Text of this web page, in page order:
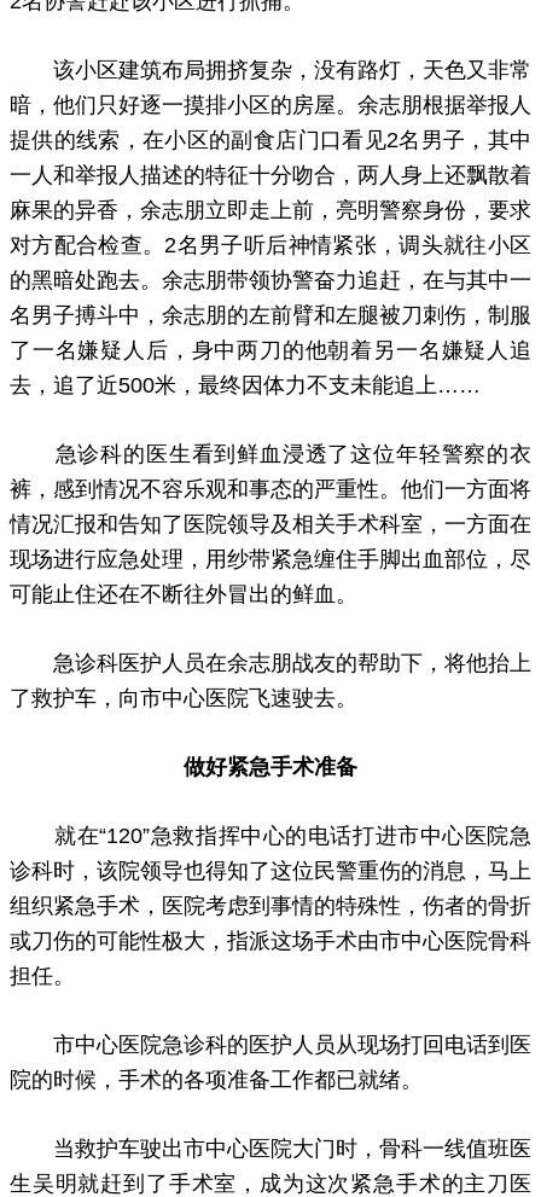
该小区建筑布局拥挤复杂，没有路灯，天色又非常
暗，他们只好逐一摸排小区的房屋。余志朋根据举报人
提供的线索，在小区的副食店门口看见2名男子，其中
一人和举报人描述的特征十分吻合，两人身上还飘散着
麻果的异香，余志朋立即走上前，亮明警察身份，要求
对方配合检查。2名男子听后神情紧张，调头就往小区
的黑暗处跑去。余志朋带领协警奋力追赶，在与其中一
名男子搏斗中，余志朋的左前臂和左腿被刀刺伤，制服
了一名嫌疑人后，身中两刀的他朝着另一名嫌疑人追
去，追了近500米，最终因体力不支未能追上……
急诊科的医生看到鲜血浸透了这位年轻警察的衣
裤，感到情况不容乐观和事态的严重性。他们一方面将
情况汇报和告知了医院领导及相关手术科室，一方面在
现场进行应急处理，用纱带紧急缠住手脚出血部位，尽
可能止住还在不断往外冒出的鲜血。
急诊科医护人员在余志朋战友的帮助下，将他抬上
了救护车，向市中心医院飞速驶去。
做好紧急手术准备
就在“120”急救指挥中心的电话打进市中心医院急
诊科时，该院领导也得知了这位民警重伤的消息，马上
组织紧急手术，医院考虑到事情的特殊性，伤者的骨折
或刀伤的可能性极大，指派这场手术由市中心医院骨科
担任。
市中心医院急诊科的医护人员从现场打回电话到医
院的时候，手术的各项准备工作都已就绪。
当救护车驶出市中心医院大门时，骨科一线值班医
生吴明就赶到了手术室，成为这次紧急手术的主刀医